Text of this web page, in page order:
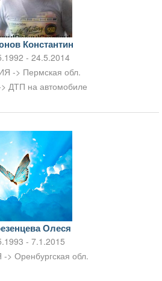
Константин
- 24.5.2014
-> Пермская обл.
ДТП на автомобиле
Олеся
- 7.1.2015
Оренбургская обл.